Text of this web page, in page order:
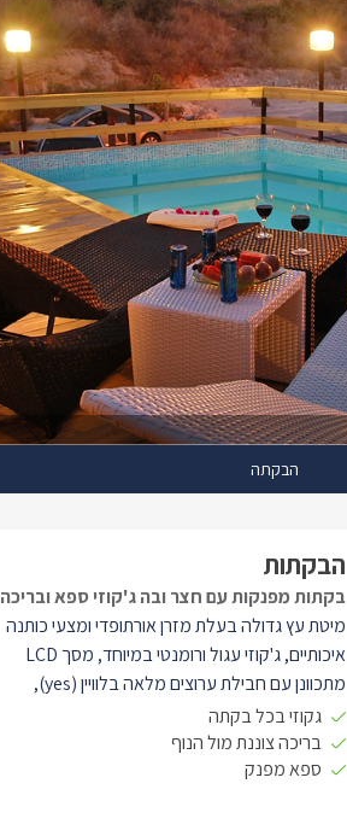
הבקתה
הבקתות
בקתות מפנקות עם חצר ובה ג'קוזי ספא ובריכה
מיטת עץ גדולהבעלת מזרן אורתופדי ומצעי כותנה
איכותיים, ג'קוזי עגול ורומנטי במיוחד, מסך LCD
מתכוונן עם חבילת ערוצים מלאה בלוויין (yes
),
חיבור ל- DVD ומערכת קולנוע איכותית, ארון בגדים
ושידות אחסון נעימות, חדר רחצה מפנק, פינת
ישיבה, שולחן אוכל גדול מעץ, מטבחון מאובזר ובו
גקוזי בכל בקתה
בריכה צוננת מול הנוף
ספא מפנק